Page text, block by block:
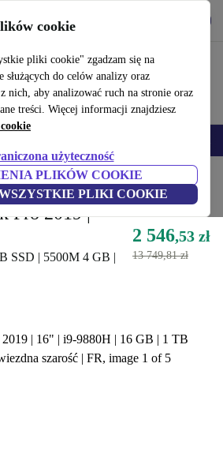
cookie
pliki cookie" zgadzam się na
do celów analizy oraz
nich, aby analizować ruch na stronie oraz
treści. Więcej informacji znajdziesz
użyteczność
PLIKÓW COOKIE
PLIKI COOKIE
i łatwo
Laptopy Laptopy Apple MacBook
Pro 2019 |
SSD | 5500M 4 GB |
2 546,53 zł
13 749,81 zł